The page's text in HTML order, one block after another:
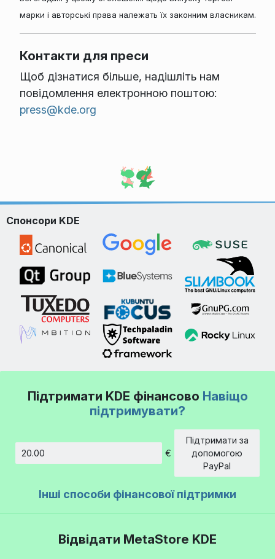
марки і авторські права належать їх законним власникам.
Контакти для преси
Щоб дізнатися більше, надішліть нам
повідомлення електронною поштою:
press@kde.org
Спонсори KDE
Підтримати KDE фінансово Навіщо
підтримувати?
€
Підтримати за
допомогою
PayPal
Інші способи фінансової підтримки
Відвідати MetaStore KDE